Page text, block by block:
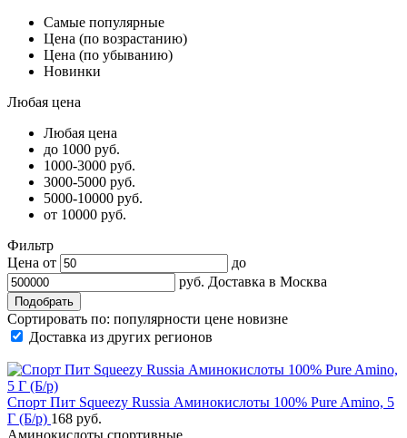
Самые популярные
Цена (по возрастанию)
Цена (по убыванию)
Новинки
Любая цена
Любая цена
до 1000 руб.
1000-3000 руб.
3000-5000 руб.
5000-10000 руб.
от 10000 руб.
Фильтр
Цена от
до
руб. Доставка в Москва
Сортировать по: популярности цене новизне
Доставка из других регионов
Спорт Пит Squeezy Russia Аминокислоты 100% Pure Amino, 5
Г (Б/р) 168 руб.
Аминокислоты спортивные